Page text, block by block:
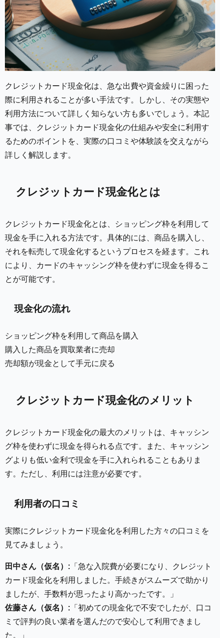
クレジットカード現金化は、急な出費や資金繰りに困った
際に利用されることが多い手法です。しかし、その実態や
利用方法について詳しく知らない方も多いでしょう。本記
事では、クレジットカード現金化の仕組みや安全に利用す
るためのポイントを、実際の口コミや体験談を交えながら
詳しく解説します。
クレジットカード現金化とは
クレジットカード現金化とは、ショッピング枠を利用して
現金を手に入れる方法です。具体的には、商品を購入し、
それを転売して現金化するというプロセスを経ます。これ
により、カードのキャッシング枠を使わずに現金を得るこ
とが可能です。
現金化の流れ
ショッピング枠を利用して商品を購入
購入した商品を買取業者に売却
売却額が現金として手元に戻る
クレジットカード現金化のメリット
クレジットカード現金化の最大のメリットは、キャッシン
グ枠を使わずに現金を得られる点です。また、キャッシン
グよりも低い金利で現金を手に入れられることもありま
す。ただし、利用には注意が必要です。
利用者の口コミ
実際にクレジットカード現金化を利用した方々の口コミを
見てみましょう。
田中さん（仮名）: 「急な入院費が必要になり、クレジット
カード現金化を利用しました。手続きがスムーズで助かり
ましたが、手数料が思ったより高かったです。」
佐藤さん（仮名）: 「初めての現金化で不安でしたが、口コ
ミで評判の良い業者を選んだので安心して利用できまし
た。」